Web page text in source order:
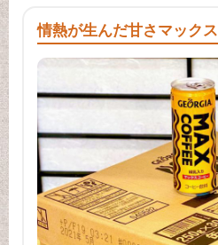
情熱が生んだ甘さマックス